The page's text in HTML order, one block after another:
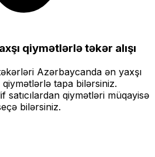
qiymətlərlətəkər alışı
Azərbaycanda ən yaxşı
tapa bilərsiniz.
satıcılardan qiymətləri müqayisə
bilərsiniz.